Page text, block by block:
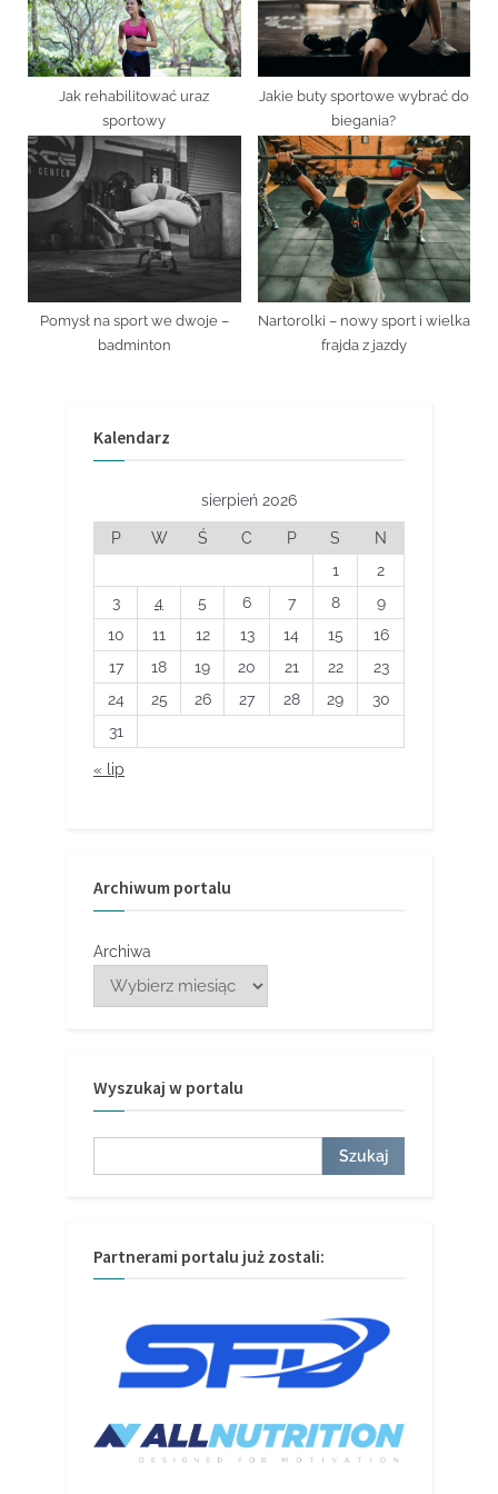
Jak rehabilitować uraz
sportowy
Jakie buty sportowe wybrać do
biegania?
Pomysł na sport we dwoje –
badminton
Nartorolki – nowy sport i wielka
frajda z jazdy
Kalendarz
sierpień 2026
P W Ś C P S
N
1
2
3
4 5 6 7 8
9
10
11 12 13 14 15
16
17
18 19 20 21 22
23
24
25 26 27 28 29
30
31
« lip
Archiwum portalu
Archiwa
Wyszukaj w portalu
Szukaj
Partnerami portalu już zostali: